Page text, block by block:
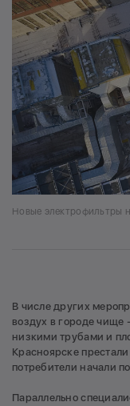
Новые электрофильтры
В числе других
воздух в городе чище
низкими трубами и
Красноярске
потребители начали
Параллельно